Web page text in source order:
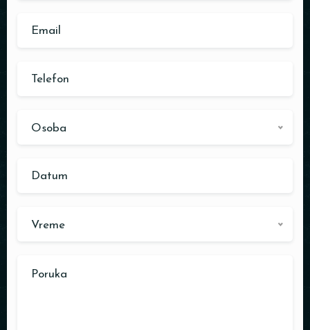
Osoba
Vreme